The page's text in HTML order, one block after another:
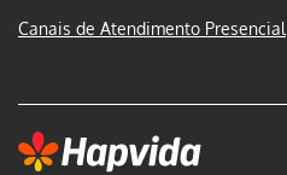
Canais de Atendimento Presencial